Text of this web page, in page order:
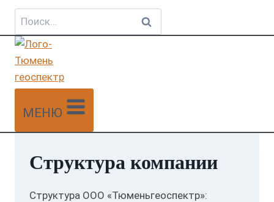
Найти:
МЕНЮ
Структура компании
Структура ООО «Тюменьгеоспектр»: